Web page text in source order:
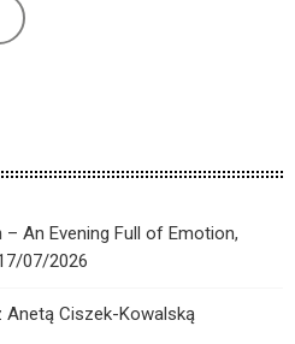
An Evening Full of Emotion,
07/2026
Anetą Ciszek-Kowalską